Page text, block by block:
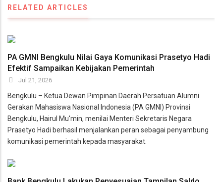
RELATED ARTICLES
PA GMNI Bengkulu Nilai Gaya Komunikasi Prasetyo Hadi
Efektif Sampaikan Kebijakan Pemerintah
Jul 21, 2026
Bengkulu – Ketua Dewan Pimpinan Daerah Persatuan Alumni
Gerakan Mahasiswa Nasional Indonesia (PA GMNI) Provinsi
Bengkulu, Hairul Mu'min, menilai Menteri Sekretaris Negara
Prasetyo Hadi berhasil menjalankan peran sebagai penyambung
komunikasi pemerintah kepada masyarakat.